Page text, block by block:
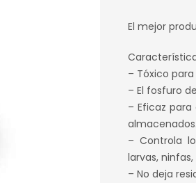
El mejor
– Tóxico
– El fosfuro
– Eficaz
almacenados.
– Controla
larvas,
– No deja